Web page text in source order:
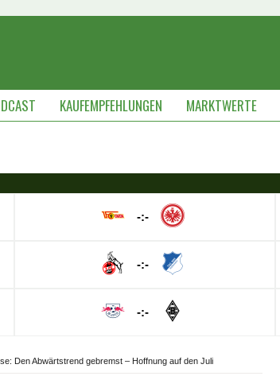
KAUFEMPFEHLUNGEN MARKTWERTE
-:-
-:-
-:-
Den Abwärtstrend gebremst – Hoffnung auf den Juli